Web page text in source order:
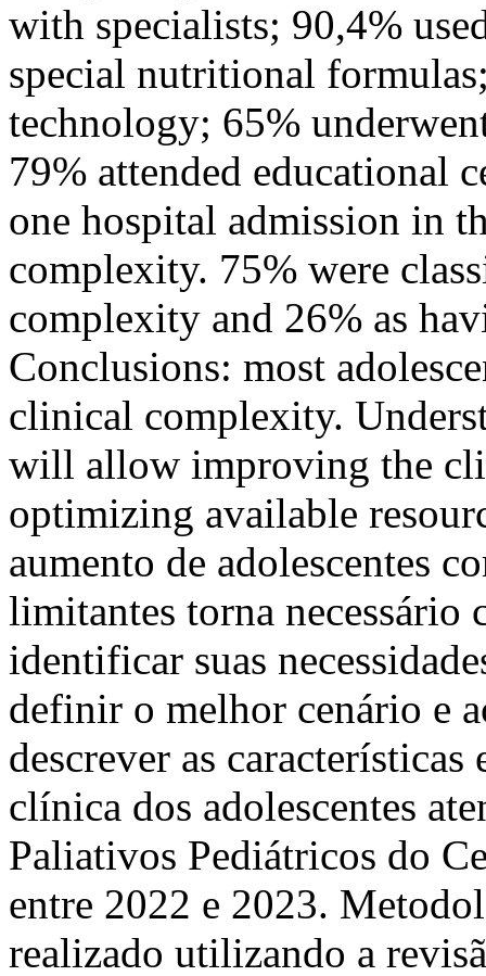
with specialists; 90,4%
special nutritional
technology; 65%
79% attended educational
one hospital admission in
complexity. 75% were
complexity and 26% as
Conclusions: most
clinical complexity.
will allow improving the
optimizing available
aumento de adolescentes
limitantes torna necessário
identificar suas
definir o melhor cenário e
descrever as
clínica dos adolescentes
Paliativos Pediátricos do
entre 2022 e 2023.
realizado utilizando a